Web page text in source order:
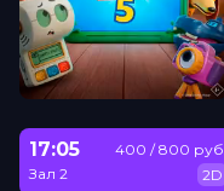
17:05
Зал 2
400 / 800 руб.
2D